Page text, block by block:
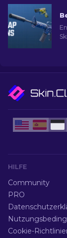
HILFE
Community
PRO
Cookie-